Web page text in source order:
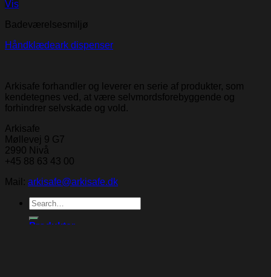
Vis
Badeværelsesmiljø
Håndklædeark dispenser
Arkisafe forhandler og leverer en serie af produkter, som
kendetegnes ved, at være selvmordsforebyggende og
forhindrer selvskade og vold.
Arkisafe
Møllevej 9 G7
2990 Nivå
+45 88 63 43 00
Mail: arkisafe@arkisafe.dk
Search
for:
Produkter